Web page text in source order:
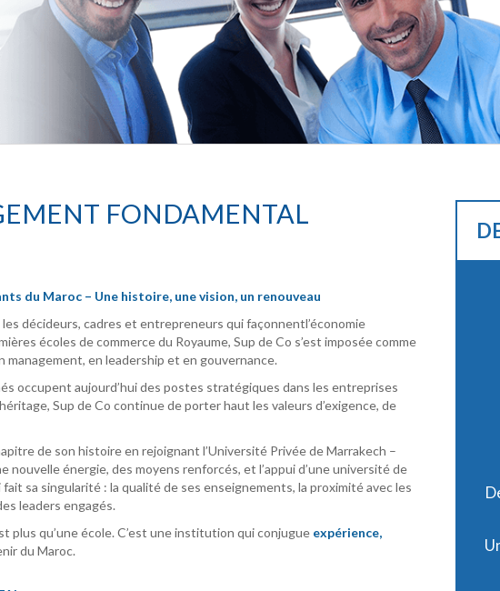
FONDAMENTAL
du Maroc – Une histoire, une vision, un renouveau
décideurs, cadres et entrepreneurs qui façonnentl’économie
écoles de commerce du Royaume, Sup de Co s’est imposée comme
en leadership et en gouvernance.
occupent aujourd’hui des postes stratégiques dans les entreprises
Sup de Co continue de porter haut les valeurs d’exigence, de
de son histoire en rejoignant l’Université Privée de Marrakech –
nouvelle énergie, des moyens renforcés, et l’appui d’une université de
sa singularité : la qualité de ses enseignements, la proximité avec les
leaders engagés.
plus qu’une école. C’est une institution qui conjugue expérience,
du Maroc.